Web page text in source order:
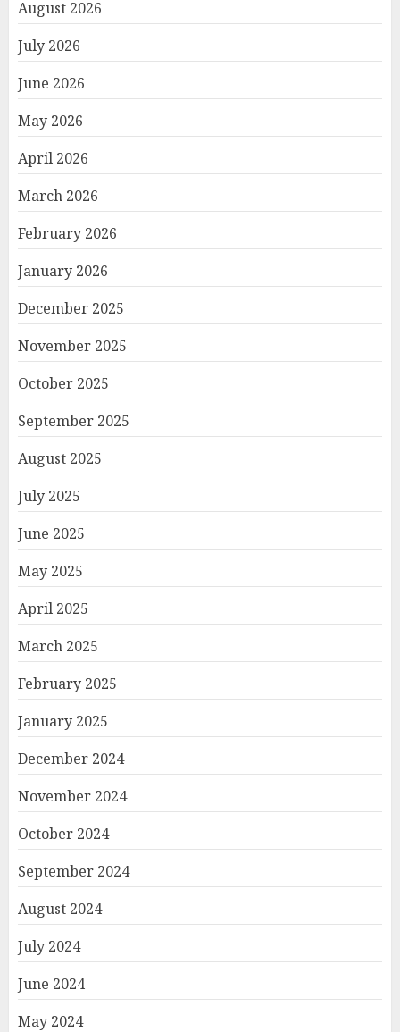
August 2026
July 2026
June 2026
May 2026
April 2026
March 2026
February 2026
January 2026
December 2025
November 2025
October 2025
September 2025
August 2025
July 2025
June 2025
May 2025
April 2025
March 2025
February 2025
January 2025
December 2024
November 2024
October 2024
September 2024
August 2024
July 2024
June 2024
May 2024